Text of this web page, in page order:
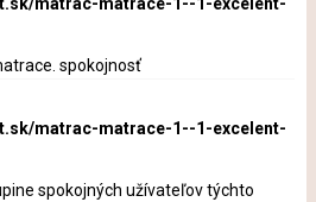
matrac-matrace-1--1-excelent-
spokojnosť
matrac-matrace-1--1-excelent-
spokojných užívateľov týchto